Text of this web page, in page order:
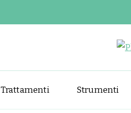
Trattamenti Strumenti